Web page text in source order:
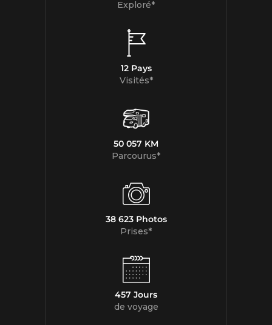
Exploré*
12 Pays
Visités*
50 057 KM
Parcourus*
38 623 Photos
Prises*
457 Jours
de voyage